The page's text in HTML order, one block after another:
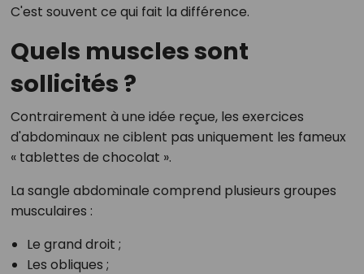
C'est souvent ce qui fait la différence.
Quels muscles sont
sollicités ?
Contrairement à une idée reçue, les exercices
d'abdominaux ne ciblent pas uniquement les fameux
« tablettes de chocolat ».
La sangle abdominale comprend plusieurs groupes
musculaires :
Le grand droit ;
Les obliques ;